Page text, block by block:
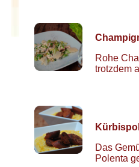
Rohe
trotzdem
Das
Polenta